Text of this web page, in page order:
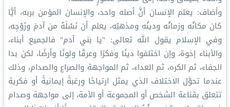
وأضاف: يعلم الإنسان أنَّ أصله واحد، والإنسان المؤمن بربه، أيًّا
كان مكانُه وزمانُه ودينُه ومذهبُه، يعلم أن نَسْلَهُ من آدمَ وزَوْجِه،
وفي الإسلام يقول الله تعالى: "يا بني آدم" فالجميع أبناء،
والأبناء إخوة، وإن اختلفوا دينًا وفكرًا وعرقًا ولونًا وأرضًا، لكن بدا
الجفاء، ثم الكره، ثم العداء، ثم المواجهة والصراع والصدام، وذلك
عندما تحوَّل الاختلاف الذي يمثل ارتياحًا ورغبةً إيمانيةً أو فكرية
تتعلق بقناعة الشخص أو المجموعة أو الأمة، إلى مواجهة وصدام